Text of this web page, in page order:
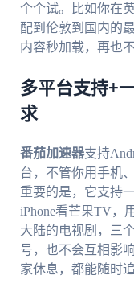
个个试。比如你在
配到伦敦到国内的
内容秒加载，再也
多平台支持+
求
番茄加速器支持
台，不管你用手机
重要的是，它支持
iPhone看芒果TV，
大陆的电视剧，三
号，也不会互相影
家休息，都能随时追